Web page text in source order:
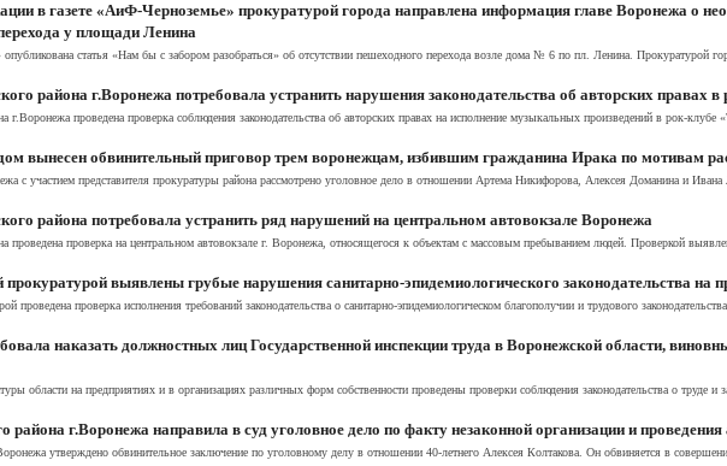
в газете «АиФ-Черноземье» прокуратурой города направлена информация главе Воронежа о
у площади Ленина
статья «Нам бы с забором разобраться» об отсутствии пешеходного перехода возле дома № 6 по пл. Ленина. Прокуратурой
района г.Воронежа потребовала устранить нарушения законодательства об авторских правах в
г.Воронежа проведена проверка соблюдения законодательства об авторских правах на исполнение музыкальных произведений в рок-клубе
вынесен обвинительный приговор трем воронежцам, избившим гражданина Ирака по мотивам
с участием представителя прокуратуры района рассмотрено уголовное дело в отношении Артема Никифорова, Алексея Доманина и
района потребовала устранить ряд нарушений на центральном автовокзале Воронежа
проведена проверка на центральном автовокзале г. Воронежа, относящегося к объектам с массовым пребыванием людей. Проверкой
выявлены грубые нарушения санитарно-эпидемиологического законодательства на
проведена проверка исполнения требо­ваний законода­тельства о санитарно-эпидемиологическом благополучии и трудо­вого законодательства
наказать должностных лиц Государственной инспекции труда в Воронежской области,
области на предприятиях и в организациях различных форм собственности проведены проверки соблюдения законодательства о труде и
района г.Воронежа направила в суд уголовное дело по факту незаконной организации и проведения
утверждено обвинительное заключение по уголовному делу в отношении 40-летнего Алексея Колтакова. Он обвиняется в